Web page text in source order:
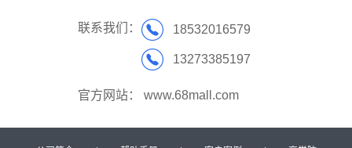
联系我们： 18532016579
13273385197
官方网站： www.68mall.com